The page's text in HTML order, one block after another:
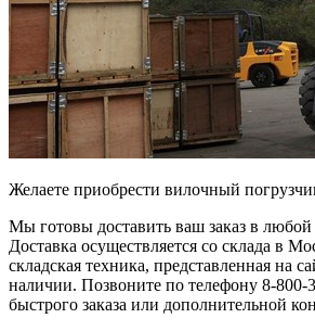
Желаете приобрести вилочный
Мы готовы доставить ваш заказ в любой
Доставка осуществляется со склада в
складская техника, представленная на
наличии. Позвоните по телефону 8-800-
быстрого заказа или дополнительной